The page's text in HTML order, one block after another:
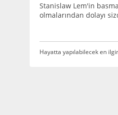
Stanislaw Lem'in
olmalarından dolayı
Hayatta yapılabilecek en